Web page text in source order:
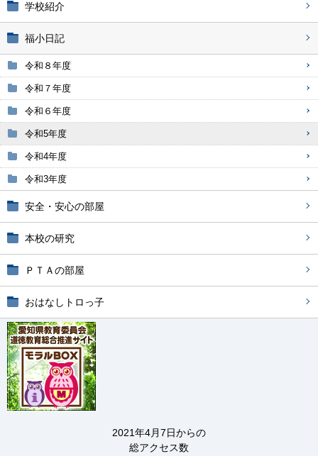
学校紹介
福小日記
令和８年度
令和７年度
令和６年度
令和5年度
令和4年度
令和3年度
安全・安心の部屋
本校の研究
ＰＴＡの部屋
おはなしトロっ子
2021年4月7日からの
総アクセス数